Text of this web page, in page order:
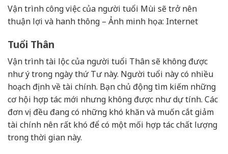
Vận trình công việc của người tuổi Mùi sẽ trở nên
thuận lợi và hanh thông – Ảnh minh họa: Internet
Tuổi Thân
Vận trình tài lộc của người tuổi Thân sẽ không được
như ý trong ngày thứ Tư này. Người tuổi này có nhiều
hoạch định về tài chính. Bạn chủ động tìm kiếm những
cơ hội hợp tác mới nhưng không được như dự tính. Các
đơn vị đều đang có những khó khăn và muốn cắt giảm
tài chính nên rất khó để có một mối hợp tác chất lượng
trong thời gian này.